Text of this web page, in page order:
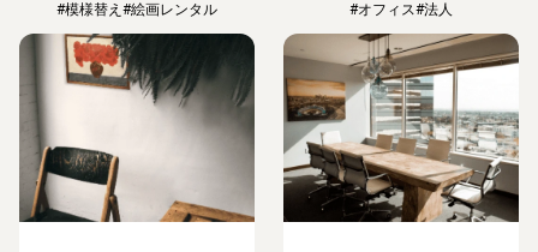
#模様替え #絵画レンタル #オフィス#法人